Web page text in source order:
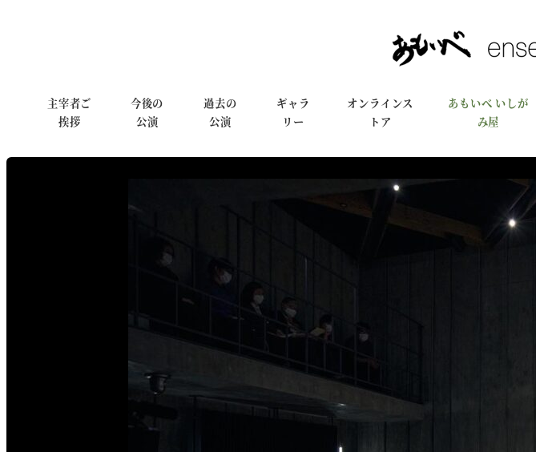
主宰者ご
挨拶
今後の
公演
過去の
公演
ギャラ
リー
オンラインス
トア
あもいべ いしが
み屋